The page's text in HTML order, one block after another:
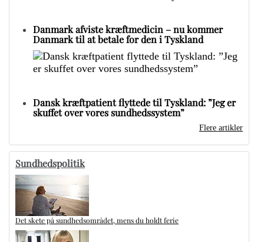
Danmark afviste kræftmedicin – nu kommer
Danmark til at betale for den i Tyskland
Dansk kræftpatient flyttede til Tyskland: ”Jeg er
skuffet over vores sundhedssystem”
Flere artikler
Sundhedspolitik
Det skete på sundhedsområdet, mens du holdt ferie